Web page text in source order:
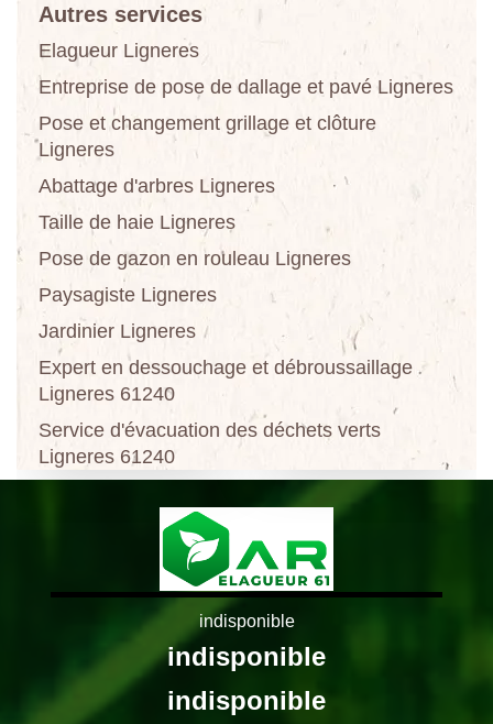
Autres services
Elagueur Ligneres
Entreprise de pose de dallage et pavé Ligneres
Pose et changement grillage et clôture
Ligneres
Abattage d'arbres Ligneres
Taille de haie Ligneres
Pose de gazon en rouleau Ligneres
Paysagiste Ligneres
Jardinier Ligneres
Expert en dessouchage et débroussaillage
Ligneres 61240
Service d'évacuation des déchets verts
Ligneres 61240
indisponible
indisponible
indisponible